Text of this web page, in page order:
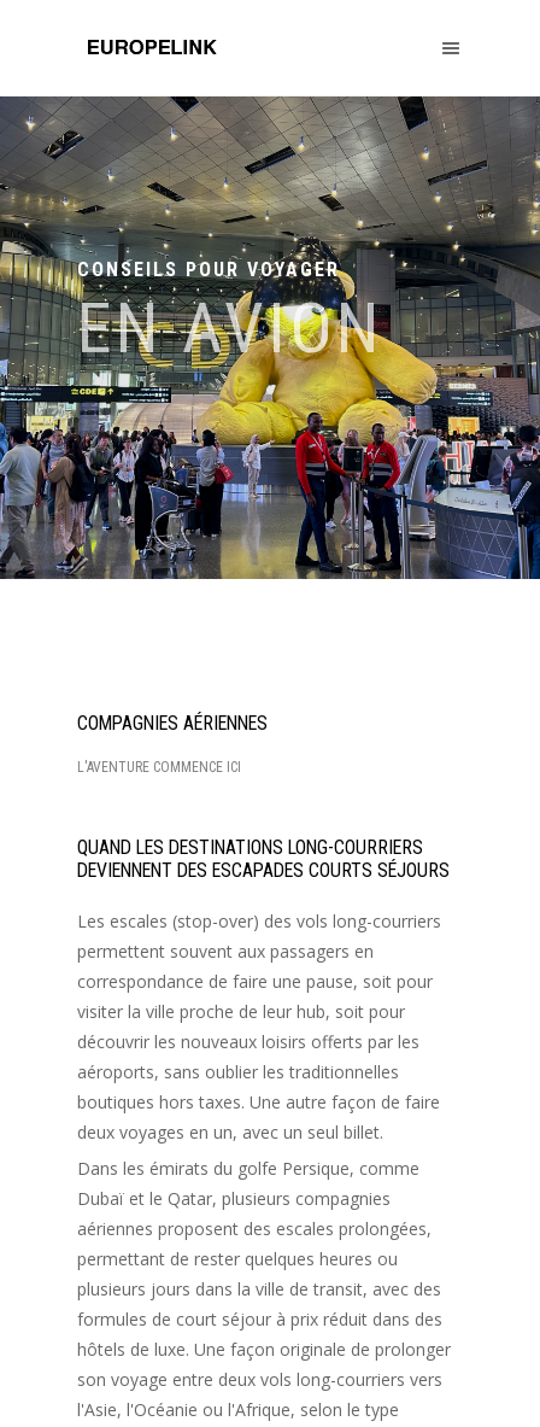
CONSEILS POUR VOYAGER
EN AVION
COMPAGNIES AÉRIENNES
L'AVENTURE COMMENCE ICI
QUAND LES DESTINATIONS LONG-COURRIERS
DEVIENNENT DES ESCAPADES COURTS SÉJOURS
Les escales (stop-over) des vols long-courriers
permettent souvent aux passagers en
correspondance de faire une pause, soit pour
visiter la ville proche de leur hub, soit pour
découvrir les nouveaux loisirs offerts par les
aéroports, sans oublier les traditionnelles
boutiques hors taxes. Une autre façon de faire
deux voyages en un, avec un seul billet.
Dans les émirats du golfe Persique, comme
Dubaï et le Qatar, plusieurs compagnies
aériennes proposent des escales prolongées,
permettant de rester quelques heures ou
plusieurs jours dans la ville de transit, avec des
formules de court séjour à prix réduit dans des
hôtels de luxe. Une façon originale de prolonger
son voyage entre deux vols long-courriers vers
l'Asie, l'Océanie ou l'Afrique, selon le type